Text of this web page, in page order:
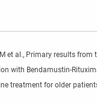
et al., Primary results from
with Bendamustin-
treatment for older